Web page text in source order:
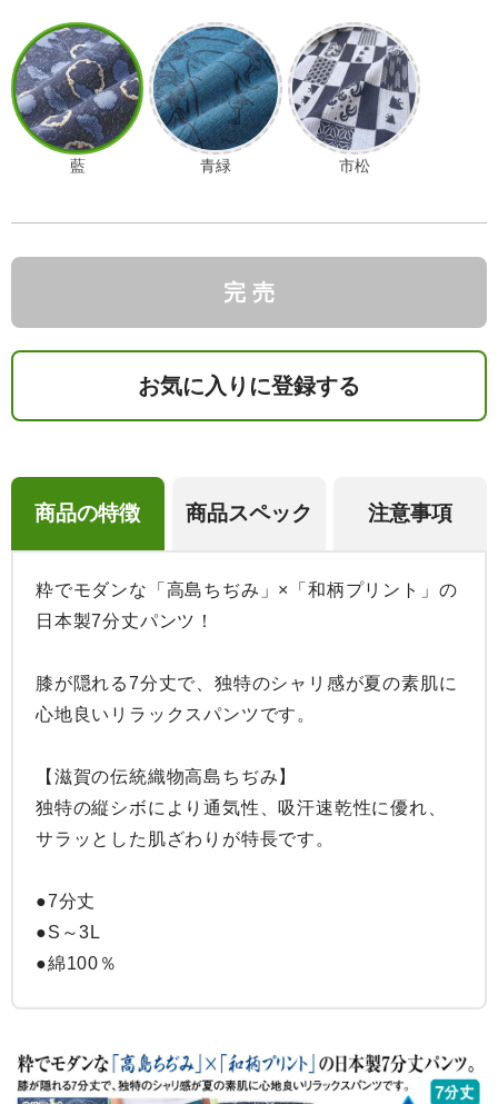
藍 青緑 市松
完 売
お気に入りに登録する
商品の特徴 商品スペック 注意事項
粋でモダンな「高島ちぢみ」×「和柄プリント」の
日本製7分丈パンツ！
膝が隠れる7分丈で、独特のシャリ感が夏の素肌に
心地良いリラックスパンツです。
【滋賀の伝統織物高島ちぢみ】
独特の縦シボにより通気性、吸汗速乾性に優れ、
サラッとした肌ざわりが特長です。
●7分丈
●S～3L
●綿100％